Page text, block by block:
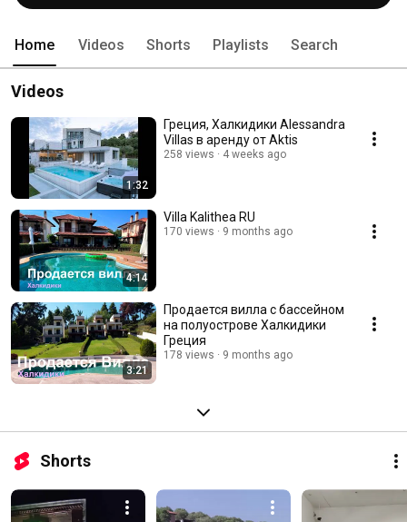
Home Videos Shorts Playlists Search
Videos
1:32
Греция, Халкидики Alessandra
Villas в аренду от Aktis
258 views 4 weeks ago
4:14
Villa Kalithea RU
170 views 9 months ago
3:21
Продается вилла с бассейном
на полуострове Халкидики
Греция
178 views 9 months ago
Shorts